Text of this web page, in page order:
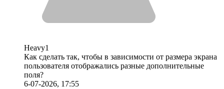
Heavy1
Как сделать так, чтобы в зависимости от размера экрана
пользователя отображались разные дополнительные
поля?
6-07-2026, 17:55